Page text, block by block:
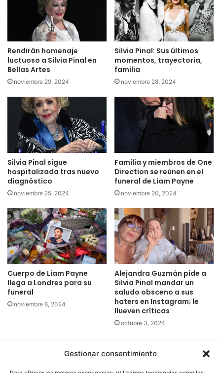
Gestionar consentimiento
Rendirán homenaje
luctuoso a Silvia Pinal en
Bellas Artes
noviembre 29, 2024
Silvia Pinal: Sus últimos
momentos, trayectoria,
familia
noviembre 28, 2024
Silvia Pinal sigue
hospitalizada tras nuevo
diagnóstico
noviembre 25, 2024
Familia y miembros de One
Direction se reúnen en el
funeral de Liam Payne
noviembre 20, 2024
Cuerpo de Liam Payne
llega a Londres para su
funeral
noviembre 8, 2024
Alejandra Guzmán pide a
Silvia Pinal mandar un
saludo obsceno a sus
haters en Instagram; le
llueven críticas
octubre 3, 2024